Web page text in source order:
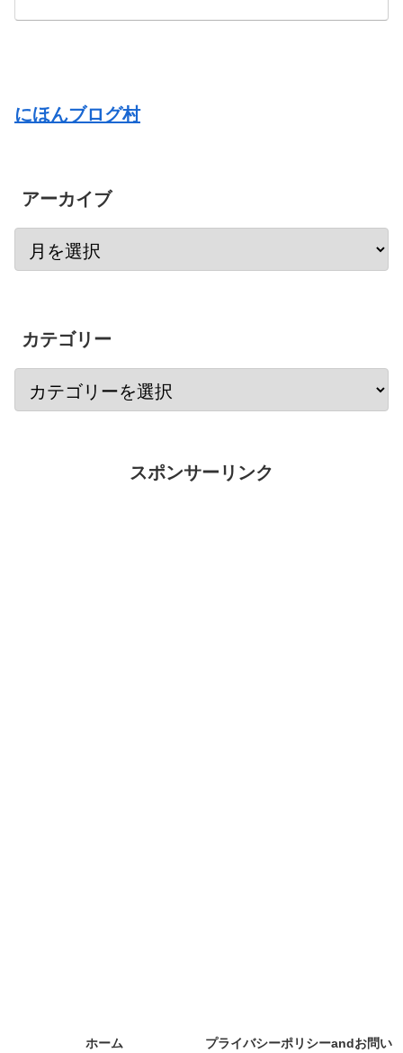
にほんブログ村
アーカイブ
カテゴリー
スポンサーリンク
ホーム プライバシーポリシーandお問い